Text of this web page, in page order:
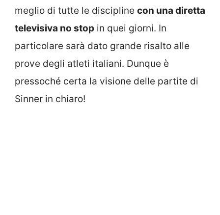
meglio di tutte le discipline con una diretta
televisiva no stop in quei giorni. In
particolare sarà dato grande risalto alle
prove degli atleti italiani. Dunque è
pressoché certa la visione delle partite di
Sinner in chiaro!